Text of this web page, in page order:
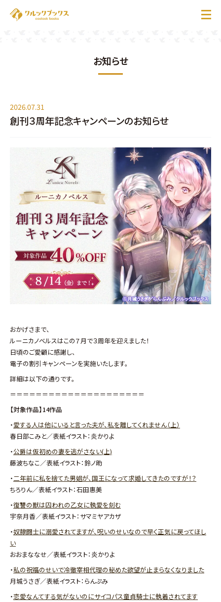
お知らせ
お問い合わせ
お知らせ
2026.07.31
創刊３周年記念キャンペーンのお知らせ
おかげさまで、
ルーニカノベルスはこの７月で３周年を迎えました！
日頃のご愛顧に感謝し、
電子の割引キャンペーンを実施いたします。
詳細は以下の通りです。
＝＝＝＝＝＝＝＝＝＝＝＝＝＝＝＝＝＝＝＝＝
【対象作品】14作品
・愛する人は他にいると言った夫が、​私を離してくれません（上）
春日部こみと／表紙イラスト：炎かりよ
・公爵は仮初めの妻を逃がさない(上)
藤波ちなこ／表紙イラスト：鈴ノ助
・二年前に私を捨てた男娼が、国王になって求婚してきたのですが！？
ちろりん／表紙イラスト：石田惠美
・復讐の獣は囚われの乙女に執愛を刻む
宇奈月香／表紙イラスト：サマミヤアカザ
・奴隷闘士に溺愛されてますが、呪いのせいなので早く正気に戻ってほし
い
おおまななせ／表紙イラスト：炎かりよ
・私の祝福のせいで冷徹宰相代理の秘めた欲望が止まらなくなりました
月城うさぎ／表紙イラスト：らんぷみ
・恋愛なんてする気がないのにサイコパス童貞騎士に執着されてます